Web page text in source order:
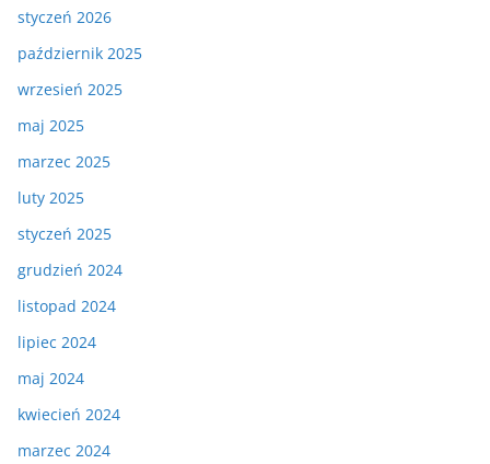
styczeń 2026
październik 2025
wrzesień 2025
maj 2025
marzec 2025
luty 2025
styczeń 2025
grudzień 2024
listopad 2024
lipiec 2024
maj 2024
kwiecień 2024
marzec 2024